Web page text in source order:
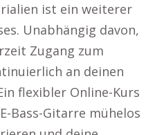
ist ein weiterer
Unabhängig davon,
Zugang zum
an deinen
flexibler Online-Kurs
Bass-Gitarre mühelos